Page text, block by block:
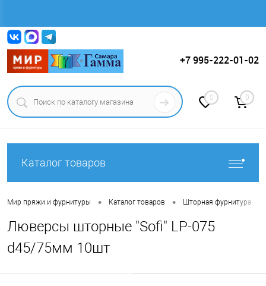
+7 995-222-01-02
0 0
Каталог товаров
Мир пряжи и фурнитуры • Каталог товаров • Шторная фурнитура
Люверсы шторные "Sofi" LP-075
d45/75мм 10шт